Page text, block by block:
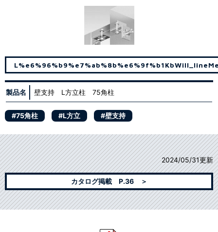
L%e6%96%b9%e7%ab%8b%e6%9f%b1 KbWill_line
製品名 壁支持 L方立柱 75角柱
#75角柱 #L方立 #壁支持
2024/05/31更新
カタログ掲載 P.36 ＞